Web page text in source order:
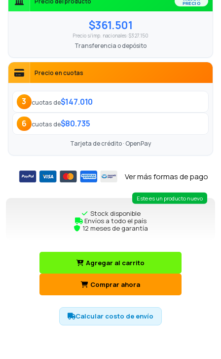
PRECIO
$361.501
Precio s/imp. nacionales: $327.150
Transferencia o depósito
Precio en cuotas
3 cuotas de$147.010
6 cuotas de$80.735
Tarjeta de crédito · OpenPay
Ver más formas de pago
Este es un producto nuevo
Stock disponible
Envíos a todo el país
12 meses de garantía
Agregar al carrito
Comprar ahora
Calcular costo de envío